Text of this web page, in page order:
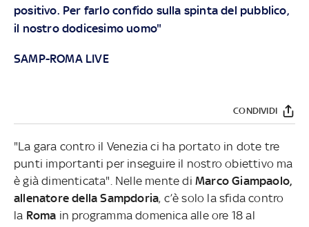
positivo. Per farlo confido sulla spinta del pubblico,
il nostro dodicesimo uomo"
SAMP-ROMA LIVE
CONDIVIDI
"La gara contro il Venezia ci ha portato in dote tre
punti importanti per inseguire il nostro obiettivo ma
è già dimenticata". Nelle mente di Marco Giampaolo,
allenatore della Sampdoria, c’è solo la sfida contro
la Roma in programma domenica alle ore 18 al